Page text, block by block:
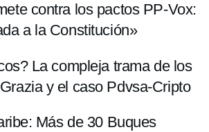
contra los pactos PP-Vox:
a la Constitución»
La compleja trama de los
y el caso Pdvsa-Cripto
Más de 30 Buques